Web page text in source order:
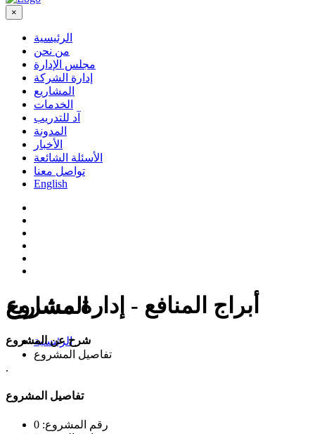
×
الرئيسية
من نحن
مجلس الإدارة
إدارة الشركة
المشاريع
الخدمات
آد للتدريب
المدونة
الأخبار
الأسئلة الشائعة
تواصل معنا
English
المشاريع
الرئيسية
تفاصيل المشروع
أبراج المنافع - إدارة مشروع
شرح عن المشروع
.
تفاصيل المشروع
رقم المشروع: 0